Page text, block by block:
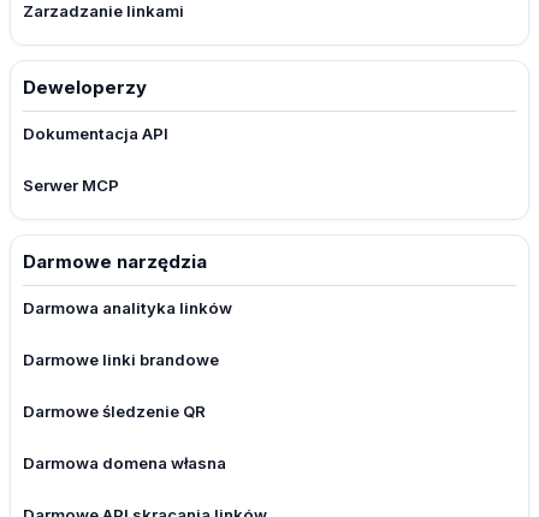
Zarzadzanie linkami
Deweloperzy
Dokumentacja API
Serwer MCP
Darmowe narzędzia
Darmowa analityka linków
Darmowe linki brandowe
Darmowe śledzenie QR
Darmowa domena własna